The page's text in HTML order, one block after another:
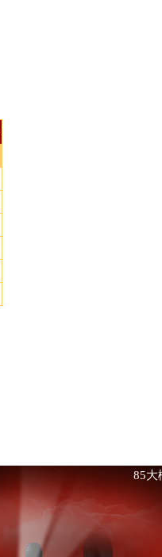
85大